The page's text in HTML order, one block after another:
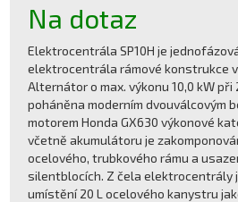
Na dotaz
Elektrocentrála SP10H je
elektrocentrála rámové konstrukce
Alternátor o max. výkonu 10,0 kW při
poháněna moderním dvouválcovým
motorem Honda GX630 výkonové
včetně akumulátoru je
ocelového, trubkového rámu a
silentblocích. Z čela elektrocentrály
umístění 20 L ocelového kanystru